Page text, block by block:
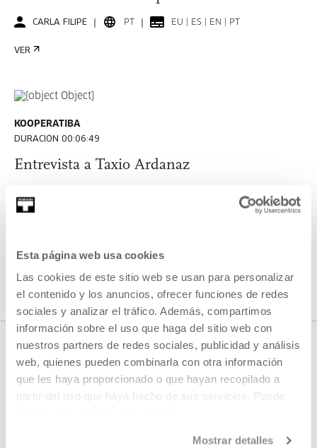
Esta página web usa cookies
Las cookies de este sitio web se usan para personalizar
el contenido y los anuncios, ofrecer funciones de redes
sociales y analizar el tráfico. Además, compartimos
información sobre el uso que haga del sitio web con
nuestros partners de redes sociales, publicidad y análisis
web, quienes pueden combinarla con otra información
que les haya proporcionado o que hayan recopilado a
partir del uso que haya hecho de sus servicios. Puede
Mostrar detalles
CARLA FILIPE PT EU | ES | EN | PT
VER
KOOPERATIBA
DURACIÓN 00:06:49
Entrevista a Taxio Ardanaz
VER TODO EL CONTENIDO
PRÓXIMOS DIRECTOS